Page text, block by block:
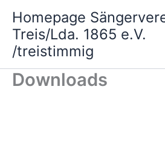
Inhalt
springen
Homepage
Treis/Lda. 1865 e.V.
/treistimmig
Downloads